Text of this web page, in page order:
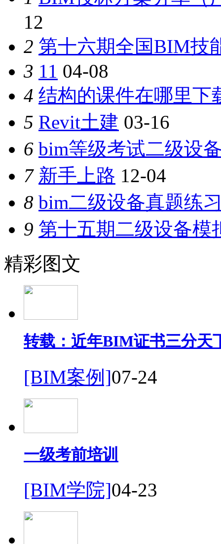
12
2 第十六期全国BIM技
3 11 04-08
4 结构的课件在哪里下
5 Revit土建 03-16
6 bim等级考试二级设
7 新手上路 12-04
8 bim二级设备真题练
9 第十五期二级设备模
精彩图文
转载：近年BIM证书三分天
[BIM案例]07-24
一级考前培训
[BIM学院]04-23